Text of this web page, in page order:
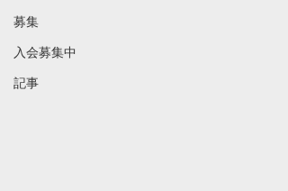
募集
入会募集中
記事